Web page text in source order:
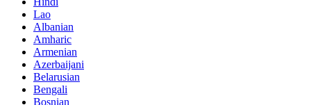
Lao
Albanian
Amharic
Armenian
Azerbaijani
Belarusian
Bengali
Bosnian